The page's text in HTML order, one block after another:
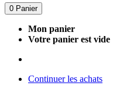
0 Panier
Mon panier
Votre panier est vide
Continuer les achats